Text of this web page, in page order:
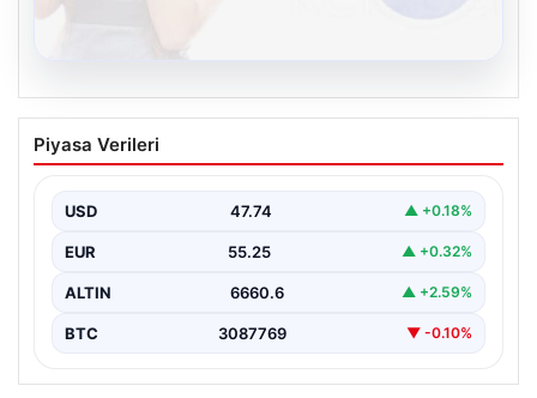
Kelebek.Org İle Sanal İletişimin Güvenli
Adresi Ve Chat Deneyimi
kurması büyük bir önem ifade etmektedir. Halen…
Piyasa Verileri
USD 47.74 ▲ +0.18%
EUR 55.25 ▲ +0.32%
ALTIN 6660.6 ▲ +2.59%
BTC 3087769 ▼ -0.10%